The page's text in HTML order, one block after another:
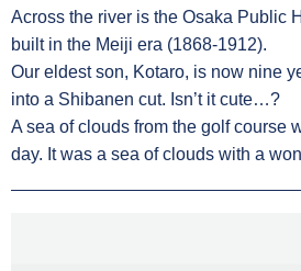
Across the river is the Osaka Public
built in the Meiji era (1868-1912).
Our eldest son, Kotaro, is now nine
into a Shibanen cut. Isn’t it cute…?
A sea of clouds from the golf course
day. It was a sea of clouds with a